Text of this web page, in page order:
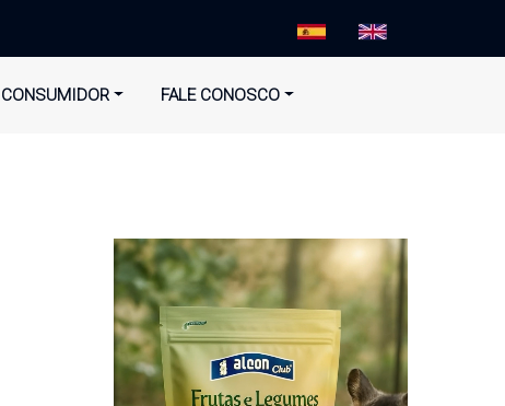
CONSUMIDOR FALE CONOSCO